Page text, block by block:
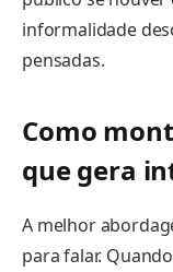
informalidade
pensadas.
Como
que gera
A melhor
para falar.